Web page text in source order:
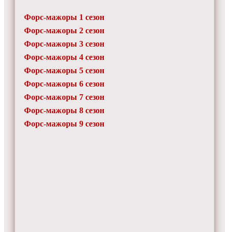
Форс-мажоры 1 сезон
Форс-мажоры 2 сезон
Форс-мажоры 3 сезон
Форс-мажоры 4 сезон
Форс-мажоры 5 сезон
Форс-мажоры 6 сезон
Форс-мажоры 7 сезон
Форс-мажоры 8 сезон
Форс-мажоры 9 сезон